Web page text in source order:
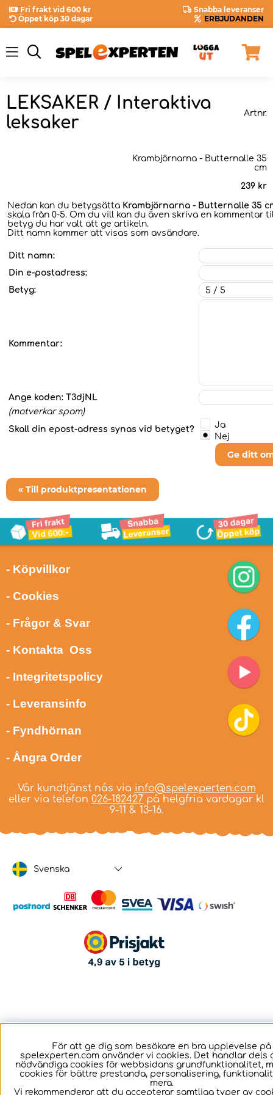
Fri frakt vid 600 kr
Snabba leveranser
Öppet köp 30 dagar
ERBJUDANDEN
LEKSAKER / Interaktiva
leksaker
Artnr.
Krambjörnarna - Butternalle 35
cm
239 kr
Nedan kan du betygsätta Krambjörnarna - Butternalle 35
skala från 0-5. Om du vill kan du även skriva en kommentar
betyg du har valt att ge artikeln.
Ditt namn kommer att visas som avsändare.
Ditt namn:
Din e-postadress:
Betyg:
Kommentar:
Ange koden: T3djNL
(motverkar spam)
Skall din epost-adress synas vid betyget?
Ja
Nej
Ge ditt
« Till produktpresentationen
- Köpvillkor
- Cookies
- Frågor & Svar
- Kontakta Oss
- Integritetspolicy
- Leveransinfo
- Fyndhörnan
- Ångra Order
Vår kundtjänst nås via info@spelexperten.com
eller via telefon 026-182427 på helgfria vardagar kl
9-11 & 13-16.
Svenska
För att ge dig som besökare en bra upplevelse på
spelexperten.com använder vi cookies. Det handlar dels
nödvändiga cookies för webbsidans grundfunktionalitet,
cookies för bättre prestanda, personalisering,
mera.
Vi rekommenderar att du accepterar samtliga typer av